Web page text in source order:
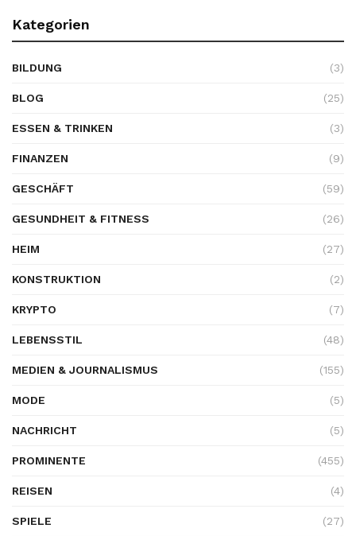
Kategorien
BILDUNG (3)
BLOG (25)
ESSEN & TRINKEN (3)
FINANZEN (9)
GESCHÄFT (59)
GESUNDHEIT & FITNESS (26)
HEIM (27)
KONSTRUKTION (2)
KRYPTO (7)
LEBENSSTIL (48)
MEDIEN & JOURNALISMUS (155)
MODE (5)
NACHRICHT (5)
PROMINENTE (455)
REISEN (4)
SPIELE (27)